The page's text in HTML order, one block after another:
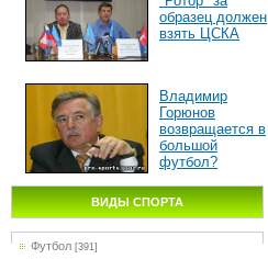
образец должен
взять ЦСКА
Владимир
Горюнов
возвращается в
большой
футбол?
ВИДЫ СПОРТА
Футбол [391]